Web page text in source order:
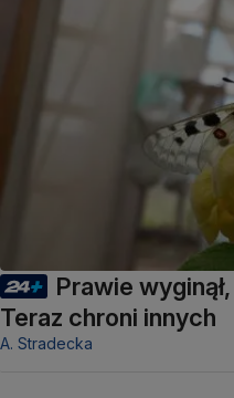
Prawie
Teraz chroni innych
A. Stradecka